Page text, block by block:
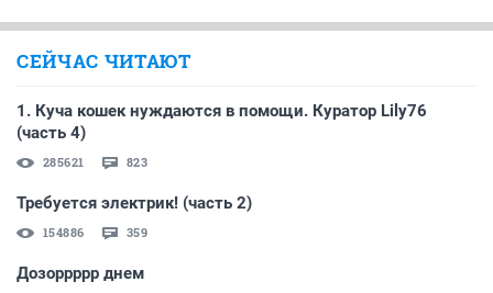
СЕЙЧАС ЧИТАЮТ
1. Куча кошек нуждаются в помощи. Куратор Lily76
(часть 4)
285621 823
Требуется электрик! (часть 2)
154886 359
Дозоррррр днем